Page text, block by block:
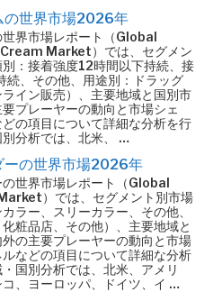
の世界市場2026年
界市場レポート（Global
Market）では、セグメン
別：接着強度12時間以下持続、接
続、その他、用途別：ドラッグ
イン販売）、主要地域と国別市
プレーヤーの動向と市場シェ
の項目について詳細な分析を行
分析では、北米、 …
ーの世界市場2026年
世界市場レポート（Global
）では、セグメント別市場
ラー、スリーカラー、その他、
粧品店、その他）、主要地域と
の主要プレーヤーの動向と市場
などの項目について詳細な分析
国別分析では、北米、アメリ
、ヨーロッパ、ドイツ、イ …